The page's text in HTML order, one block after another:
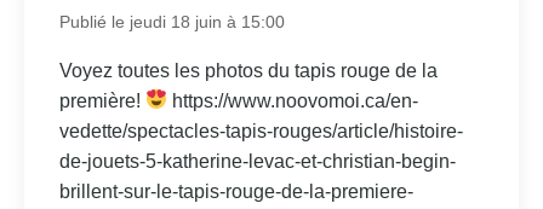
Publié le jeudi 18 juin à 15:00
Voyez toutes les photos du tapis rouge de la
première!
https://www.noovomoi.ca/en-
vedette/spectacles-tapis-rouges/article/histoire-
de-jouets-5-katherine-levac-et-christian-begin-
brillent-sur-le-tapis-rouge-de-la-premiere-